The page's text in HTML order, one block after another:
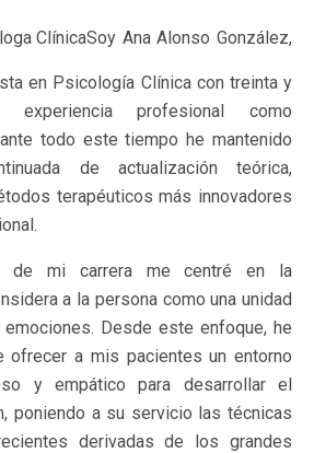
Soy Ana Alonso González,
en Psicología Clínica con treinta y
profesional como
todo este tiempo he mantenido
de actualización teórica,
terapéuticos más innovadores
de mi carrera me centré en la
a la persona como una unidad
Desde este enfoque, he
ofrecer a mis pacientes un entorno
y empático para desarrollar el
poniendo a su servicio las técnicas
derivadas de los grandes